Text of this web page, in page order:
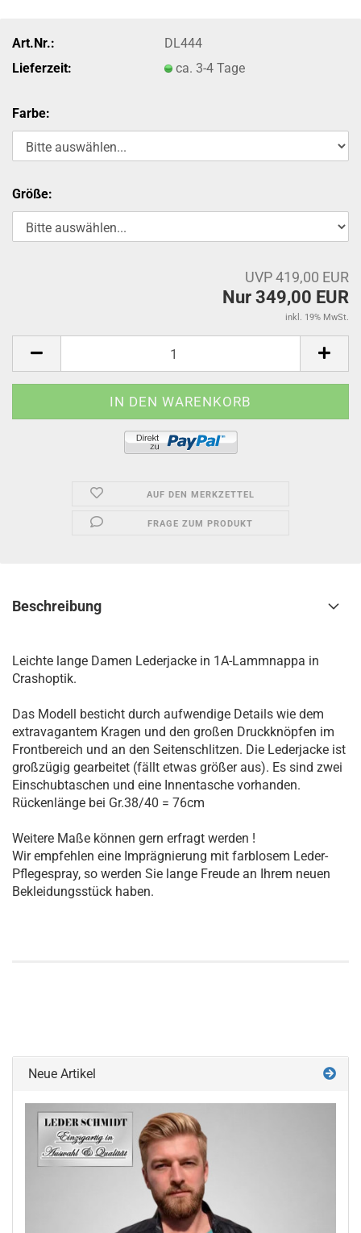
Art.Nr.:
DL444
Lieferzeit:
ca. 3-4 Tage
Farbe:
Größe:
UVP 419,00 EUR
Nur 349,00 EUR
inkl. 19% MwSt.
AUF DEN MERKZETTEL
FRAGE ZUM PRODUKT
Beschreibung
Leichte lange Damen Lederjacke in 1A-Lammnappa in
Crashoptik.
Das Modell besticht durch aufwendige Details wie dem
extravagantem Kragen und den großen Druckknöpfen im
Frontbereich und an den Seitenschlitzen. Die Lederjacke ist
großzügig gearbeitet (fällt etwas größer aus). Es sind zwei
Einschubtaschen und eine Innentasche vorhanden.
Rückenlänge bei Gr.38/40 = 76cm
Weitere Maße können gern erfragt werden !
Wir empfehlen eine Imprägnierung mit farblosem Leder-
Pflegespray, so werden Sie lange Freude an Ihrem neuen
Bekleidungsstück haben.
Neue Artikel